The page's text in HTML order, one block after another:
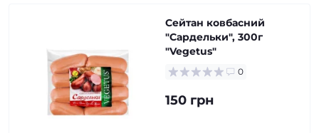
Сейтан ковбасний
"Сардельки", 300г
"Vegetus"
0
150 грн